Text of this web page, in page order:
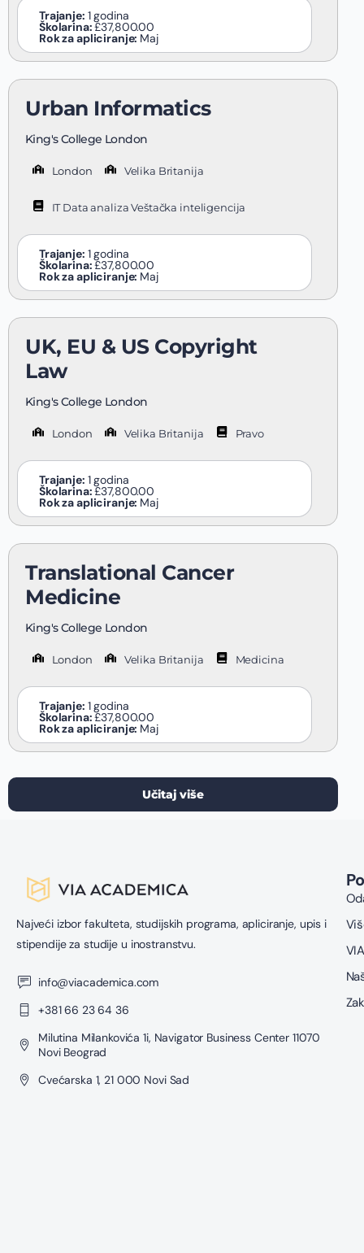
Trajanje: 1 godina
Školarina:£37,800.00
Rok za apliciranje: Maj
Urban Informatics
King's College London
London Velika Britanija
IT Data analiza Veštačka inteligencija
Trajanje: 1 godina
Školarina:£37,800.00
Rok za apliciranje: Maj
UK, EU & US Copyright
Law
King's College London
London Velika Britanija Pravo
Trajanje: 1 godina
Školarina:£37,800.00
Rok za apliciranje: Maj
Translational Cancer
Medicine
King's College London
London Velika Britanija Medicina
Trajanje: 1 godina
Školarina:£37,800.00
Rok za apliciranje: Maj
Učitaj više
Najveći izbor fakulteta, studijskih programa, apliciranje, upis i
stipendije za studije u inostranstvu.
info@viacademica.com
+381 66 23 64 36
Milutina Milankovića 1i, Navigator Business Center 11070
Novi Beograd
Cvećarska 1, 21 000 Novi Sad